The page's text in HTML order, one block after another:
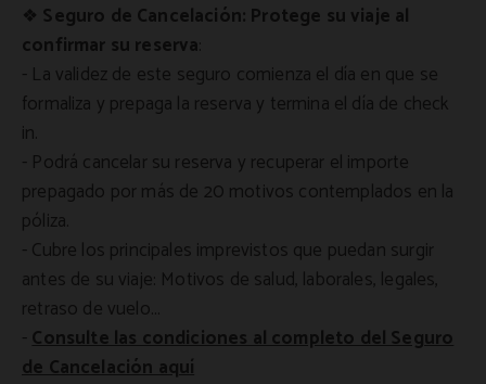
❖ Seguro de Cancelación: Protege su viaje al
confirmar su reserva
- La validez de este seguro comienza el día en que se
formaliza y prepaga la reserva y termina el día de check
in.
- Podrá cancelar su reserva y recuperar el importe
prepagado por más de 20 motivos contemplados en la
póliza.
- Cubre los principales imprevistos que puedan surgir
antes de su viaje: Motivos de salud, laborales, legales,
retraso de vuelo...
- Consulte las condiciones al completo del Seguro
de Cancelación aquí